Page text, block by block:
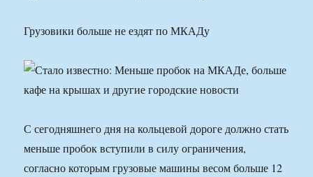
Грузовики больше не ездят по МКАДу
С сегодняшнего дня на кольцевой дороге должно стать
меньше пробок вступили в силу ограничения,
согласно которым грузовые машины весом больше 12